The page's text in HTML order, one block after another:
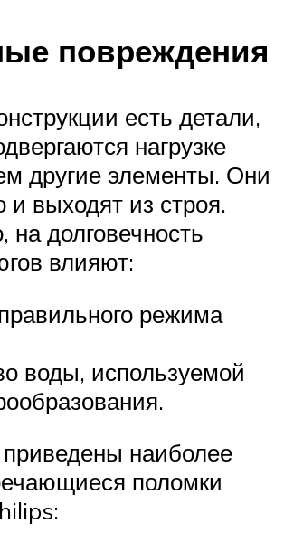
повреждения
есть детали,
нагрузке
другие элементы. Они
и выходят из строя.
на долговечность
влияют:
режима
воды, используемой
наиболее
поломки